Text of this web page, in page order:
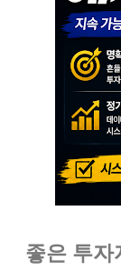
좋은 투자